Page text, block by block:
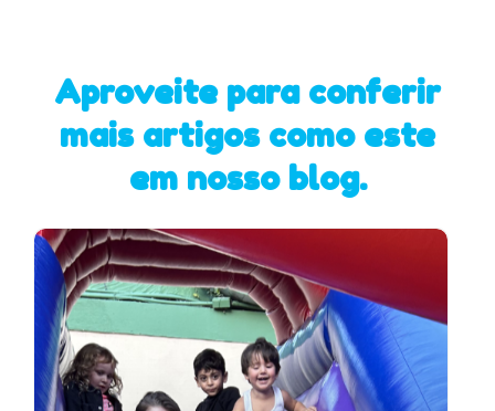
Aproveite para conferir
mais artigos como este
em nosso blog.